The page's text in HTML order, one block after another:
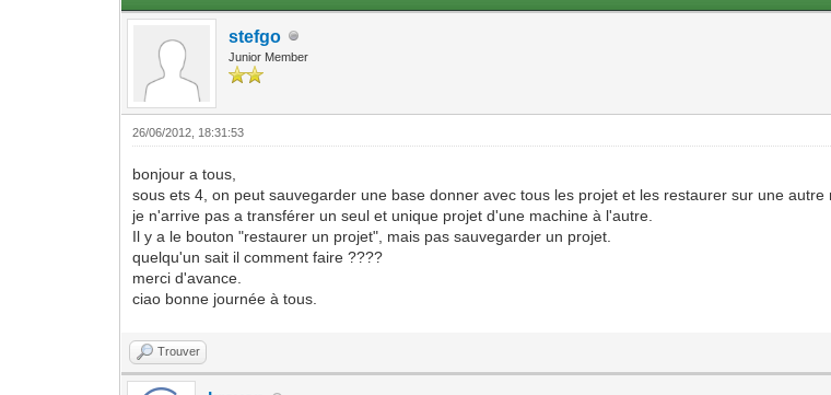
stefgo
Junior Member
26/06/2012, 18:31:53
bonjour a tous,
sous ets 4, on peut sauvegarder une base donner avec tous les projet et les restaurer sur une autre
je n'arrive pas a transférer un seul et unique projet d'une machine à l'autre.
Il y a le bouton "restaurer un projet", mais pas sauvegarder un projet.
quelqu'un sait il comment faire ????
merci d'avance.
ciao bonne journée à tous.
Trouver